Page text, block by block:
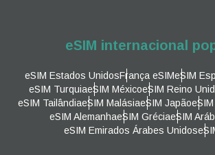
eSIM internacional
eSIM Estados UnidosFrança eSIMeSIM
eSIM TurquiaeSIM MéxicoeSIM Reino
eSIM TailândiaeSIM MalásiaeSIM Japão
eSIM AlemanhaeSIM GréciaeSIM
eSIM Emirados Árabes Unidos